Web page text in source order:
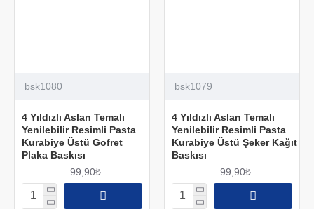
bsk1080
4 Yıldızlı Aslan Temalı
Yenilebilir Resimli Pasta
Kurabiye Üstü Gofret
Plaka Baskısı
99,90₺
bsk1079
4 Yıldızlı Aslan Temalı
Yenilebilir Resimli Pasta
Kurabiye Üstü Şeker Kağıt
Baskısı
99,90₺